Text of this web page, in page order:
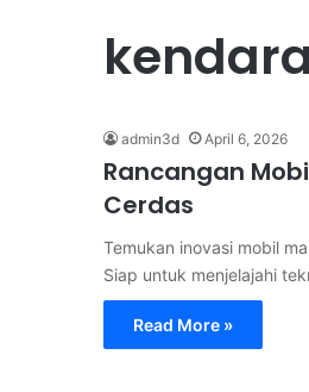
admin3d April 6, 2026
Rancangan
Cerdas
Temukan inovasi mobil
Siap untuk menjelajahi
Read More »